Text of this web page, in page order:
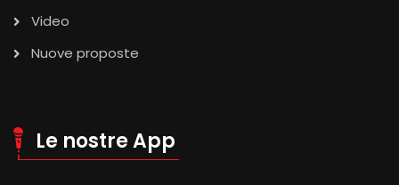
Video
Nuove proposte
Le nostre App